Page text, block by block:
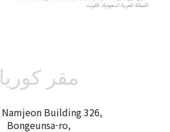
مقر كوريا
Namjeon Building 326,
Bongeunsa-ro,